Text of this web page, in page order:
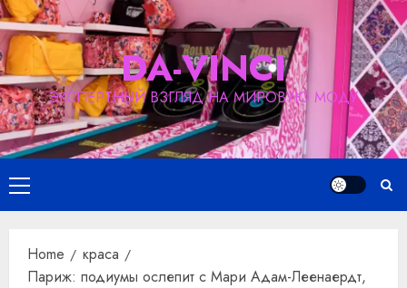
Skip
to
content
DA-VINCI
ЭКСПЕРТНЫЙ ВЗГЛЯД НА МИРОВУЮ МОДУ
Primary
Menu
Home
краса
Париж: подиумы ослепит с Мари Адам-Леенаердт,